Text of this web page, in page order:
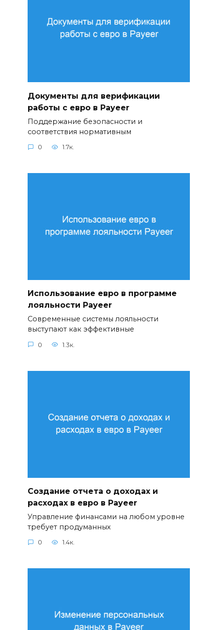
Документы для верификации
работы с евро в Payeer
Поддержание безопасности и
соответствия нормативным
0 1.7к.
Использование евро в программе
лояльности Payeer
Современные системы лояльности
выступают как эффективные
0 1.3к.
Создание отчета о доходах и
расходах в евро в Payeer
Управление финансами на любом уровне
требует продуманных
0 1.4к.